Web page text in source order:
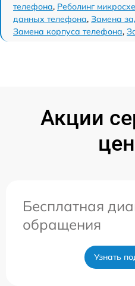
телефона, Реболинг
данных телефона, Замена
Замена корпуса телефона,
Акции
Бесплатная
обращения
Узнать